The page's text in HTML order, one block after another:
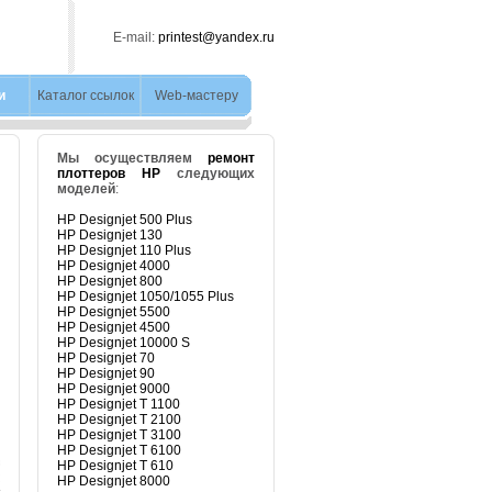
E-mail: printest@yandex.ru
Каталог ссылок Web-мастеру
Мы осуществляем ремонт
плоттеров HP следующих
моделей:
HP Designjet 500 Plus
HP Designjet 130
HP Designjet 110 Plus
HP Designjet 4000
HP Designjet 800
HP Designjet 1050/1055 Plus
HP Designjet 5500
HP Designjet 4500
HP Designjet 10000 S
HP Designjet 70
HP Designjet 90
HP Designjet 9000
HP Designjet T 1100
HP Designjet T 2100
HP Designjet T 3100
HP Designjet T 6100
HP Designjet T 610
HP Designjet 8000